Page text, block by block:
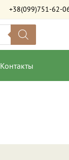
+38(099)751-62-
Контакты